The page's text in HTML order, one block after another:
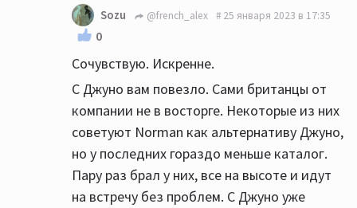
Sozu @french_alex 25 января 2023 в 17:35
0
Сочувствую. Искренне.
С Джуно вам повезло. Сами британцы от
компании не в восторге. Некоторые из них
советуют Norman как альтернативу Джуно,
но у последних гораздо меньше каталог.
Пару раз брал у них, все на высоте и идут
на встречу без проблем. С Джуно уже